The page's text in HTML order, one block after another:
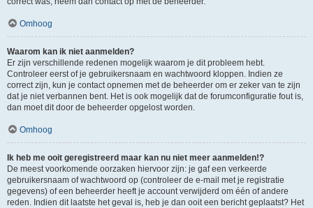
Omhoog
Waarom kan ik niet aanmelden?
Er zijn verschillende redenen mogelijk waarom je dit probleem hebt.
Controleer eerst of je gebruikersnaam en wachtwoord kloppen. Indien ze
correct zijn, kun je contact opnemen met de beheerder om er zeker van te zijn
dat je niet verbannen bent. Het is ook mogelijk dat de forumconfiguratie fout is,
dan moet dit door de beheerder opgelost worden.
Omhoog
Ik heb me ooit geregistreerd maar kan nu niet meer aanmelden!?
De meest voorkomende oorzaken hiervoor zijn: je gaf een verkeerde
gebruikersnaam of wachtwoord op (controleer de e-mail met je registratie
gegevens) of een beheerder heeft je account verwijderd om één of andere
reden. Indien dit laatste het geval is, heb je dan ooit een bericht geplaatst? Het